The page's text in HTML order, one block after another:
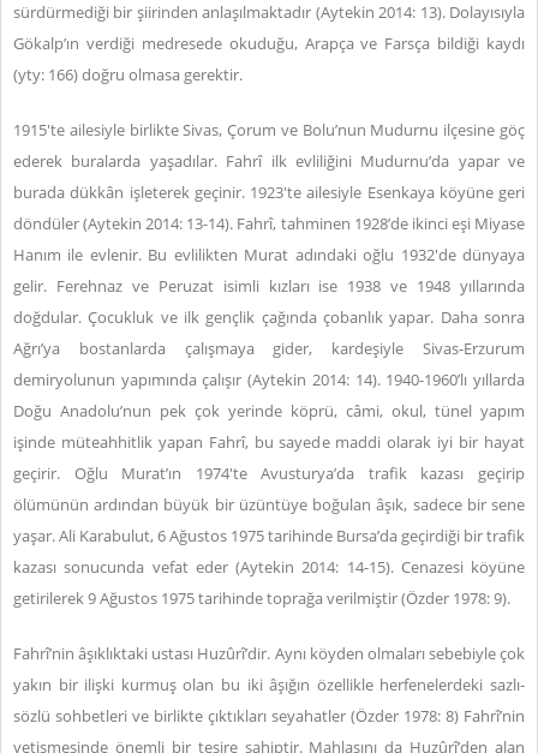
sürdürmediği bir şiirinden anlaşılmaktadır (Aytekin 2014: 13). Dolayısıyla
Gökalp’ın verdiği medresede okuduğu, Arapça ve Farsça bildiği kaydı
(yty: 166) doğru olmasa gerektir.
1915'te ailesiyle birlikte Sivas, Çorum ve Bolu’nun Mudurnu ilçesine göç
ederek buralarda yaşadılar. Fahrî ilk evliliğini Mudurnu’da yapar ve
burada dükkân işleterek geçinir. 1923'te ailesiyle Esenkaya köyüne geri
döndüler (Aytekin 2014: 13-14). Fahrî, tahminen 1928’de ikinci eşi Miyase
Hanım ile evlenir. Bu evlilikten Murat adındaki oğlu 1932'de dünyaya
gelir. Ferehnaz ve Peruzat isimli kızları ise 1938 ve 1948 yıllarında
doğdular. Çocukluk ve ilk gençlik çağında çobanlık yapar. Daha sonra
Ağrı’ya bostanlarda çalışmaya gider, kardeşiyle Sivas-Erzurum
demiryolunun yapımında çalışır (Aytekin 2014: 14). 1940-1960’lı yıllarda
Doğu Anadolu’nun pek çok yerinde köprü, câmi, okul, tünel yapım
işinde müteahhitlik yapan Fahrî, bu sayede maddi olarak iyi bir hayat
geçirir. Oğlu Murat’ın 1974'te Avusturya’da trafik kazası geçirip
ölümünün ardından büyük bir üzüntüye boğulan âşık, sadece bir sene
yaşar. Ali Karabulut, 6 Ağustos 1975 tarihinde Bursa’da geçirdiği bir trafik
kazası sonucunda vefat eder (Aytekin 2014: 14-15). Cenazesi köyüne
getirilerek 9 Ağustos 1975 tarihinde toprağa verilmiştir (Özder 1978: 9).
Fahrî’nin âşıklıktaki ustası Huzûrî’dir. Aynı köyden olmaları sebebiyle çok
yakın bir ilişki kurmuş olan bu iki âşığın özellikle herfenelerdeki sazlı-
sözlü sohbetleri ve birlikte çıktıkları seyahatler (Özder 1978: 8) Fahrî’nin
yetişmesinde önemli bir tesire sahiptir. Mahlasını da Huzûrî’den alan